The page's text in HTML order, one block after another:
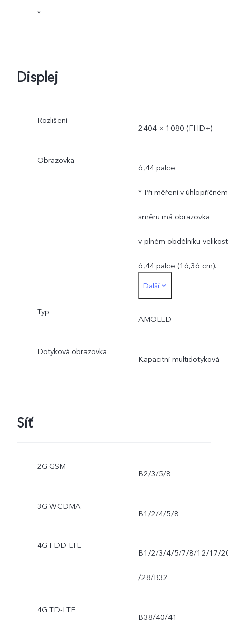
*
Displej
Rozlišení
2404 × 1080 (FHD+)
Obrazovka
6,44 palce
* Při měření v úhlopříčném
směru má obrazovka
v plném obdélníku velikost
6,44 palce (16,36 cm).
Skutečná plocha displeje
nepatrně menší.
Další
Typ
AMOLED
Dotyková obrazovka
Kapacitní multidotyková
Síť
2G GSM
B2/3/5/8
3G WCDMA
B1/2/4/5/8
4G FDD-LTE
B1/2/3/4/5/7/8/12/17/
/28/B32
4G TD-LTE
B38/40/41